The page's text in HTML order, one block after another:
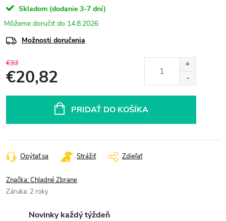
Skladom (dodanie 3-7 dní)
14.8.2026
Možnosti doručenia
€33
€20,82
PRIDAŤ DO KOŠÍKA
Opýtať sa Strážiť Zdieľať
Značka:Chladné Zbrane
Záruka: 2 roky
Novinky každý týždeň